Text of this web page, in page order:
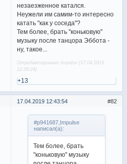
незаезженное катался.
Неужели им самим-то интересно
катать "как у соседа"?
Тем более, брать "коньковую"
музыку после танцора Эббота -
ну, такое...
Отредактировано Impulse (17.04.2019
12:39:24)
+13
82
17.04.2019 12:43:54
#p941687,Impulse
написал(а):
Тем более, брать
"коньковую" музыку